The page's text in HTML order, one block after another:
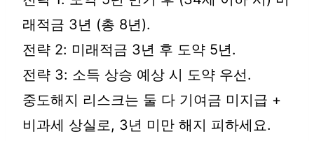
래적금 3년 (총 8년).
전략 2: 미래적금 3년 후 도약 5년.
전략 3: 소득 상승 예상 시 도약 우선.
중도해지 리스크는 둘 다 기여금 미지급 +
비과세 상실로, 3년 미만 해지 피하세요.